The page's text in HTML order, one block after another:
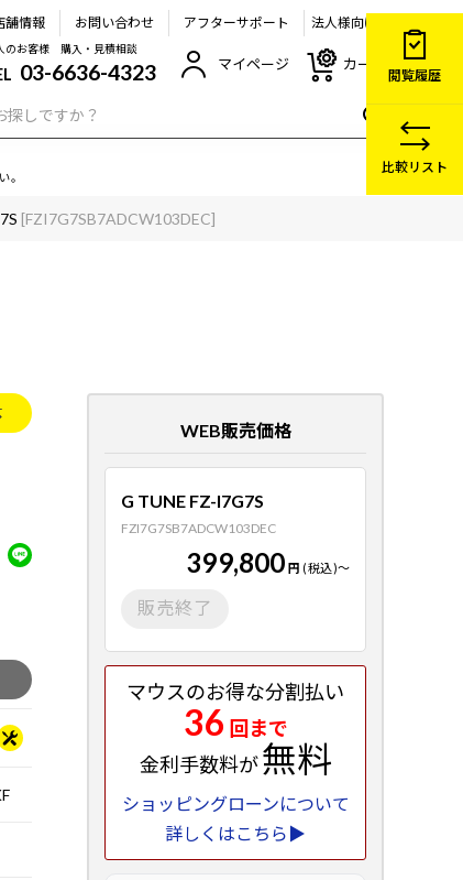
舗情報 お問い合わせ アフターサポート 法人様向け
のお客様 購入・見積相談
03-6636-4323 マイページ カート
。
[FZI7G7SB7ADCW103DEC]
WEB販売価格
G TUNE FZ-I7G7S
FZI7G7SB7ADCW103DEC
399,800 円 (税込)～
販売終了
マウスのお得な分割払い
36 回まで
金利手数料が無料
ショッピングローンについて
詳しくはこちら▶
閲覧履歴
比較リスト